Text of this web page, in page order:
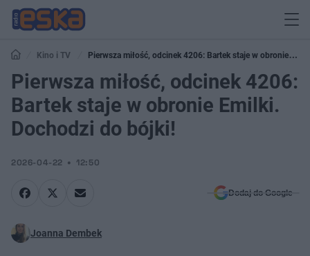
Kino i TV
Pierwsza miłość, odcinek 4206: Bartek staje w obronie
Emilki. Dochodzi do bójki!
Pierwsza miłość, odcinek 4206:
Bartek staje w obronie Emilki.
Dochodzi do bójki!
2026-04-22 12:50
Dodaj do Google
Joanna Dembek